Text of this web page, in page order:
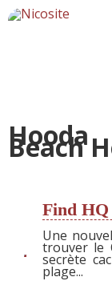
Beach
Find HQ
Une
trouver le
secrète
plage...